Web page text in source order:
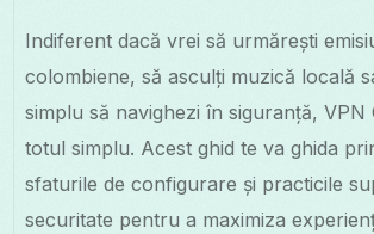
Indiferent dacă vrei să urmărești
colombiene, să asculți muzică locală
simplu să navighezi în siguranță, VPN
totul simplu. Acest ghid te va ghida
sfaturile de configurare și practicile
securitate pentru a maximiza